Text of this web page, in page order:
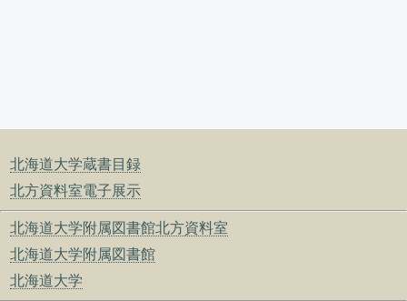
北海道大学蔵書目録
北方資料室電子展示
北海道大学附属図書館北方資料室
北海道大学附属図書館
北海道大学